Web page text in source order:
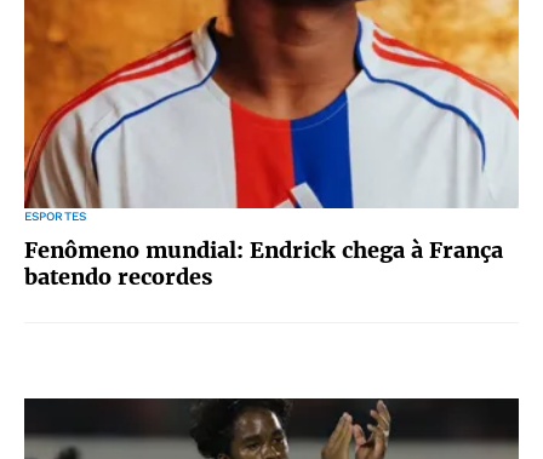
ESPORTES
Fenômeno mundial: Endrick chega à França
batendo recordes